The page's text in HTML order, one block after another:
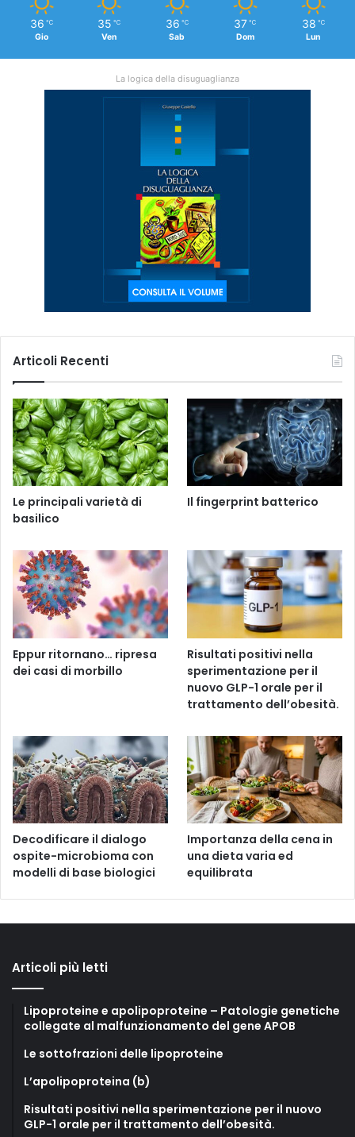
36 ℃
Gio
35 ℃
Ven
36 ℃
Sab
37 ℃
Dom
38 ℃
Lun
La logica della disuguaglianza
Articoli Recenti
Le principali varietà di
basilico
Il fingerprint batterico
Eppur ritornano… ripresa
dei casi di morbillo
Risultati positivi nella
sperimentazione per il
nuovo GLP-1 orale per il
trattamento dell’obesità.
Decodificare il dialogo
ospite-microbioma con
modelli di base biologici
Importanza della cena in
una dieta varia ed
equilibrata
Articoli più letti
Lipoproteine e apolipoproteine – Patologie genetiche
collegate al malfunzionamento del gene APOB
Le sottofrazioni delle lipoproteine
L’apolipoproteina (b)
Risultati positivi nella sperimentazione per il nuovo
GLP-1 orale per il trattamento dell’obesità.